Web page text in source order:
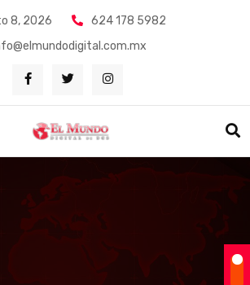
8, 2026
624 178 5982